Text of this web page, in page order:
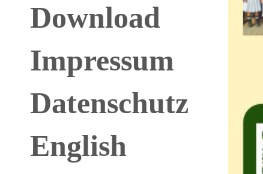
Download
Impressum
Datenschutz
English